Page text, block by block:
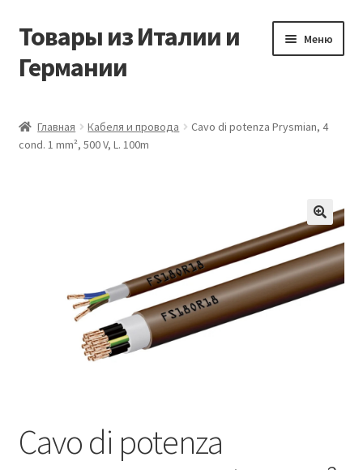
Перейти
навигации
Перейти
содержимому
Товары из Италии и
Германии
Меню
Виды доставки
Мой аккаунт
Оставить отзыв
Подтверждение заказа
Главная Кабеля и провода
Cavo di potenza Prysmian, 4
cond. 1 mm², 500 V, L. 100m
🔍
Cavo di potenza